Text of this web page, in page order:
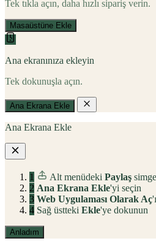
Tek tıkla açın, daha hızlı sipariş verin.
Masaüstüne Ekle
Ana ekranınıza ekleyin
Tek dokunuşla açın.
Ana Ekrana Ekle
Ana Ekrana Ekle
1 Alt menüdeki Paylaş
2 Ana Ekrana Ekle'yi seçin
3 Web Uygulaması Olarak Aç
4 Sağ üstteki Ekle'ye dokunun
Anladım